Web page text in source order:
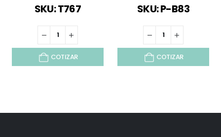
SKU: T767
COTIZAR
SKU: P-B83
COTIZAR